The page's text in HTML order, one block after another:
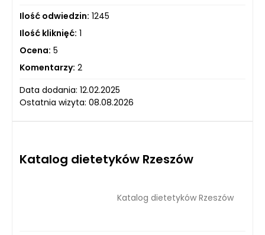
Ilość odwiedzin: 1245
Ilość kliknięć: 1
Ocena: 5
Komentarzy: 2
Data dodania: 12.02.2025
Ostatnia wizyta: 08.08.2026
Katalog dietetyków Rzeszów
Katalog dietetyków Rzeszów